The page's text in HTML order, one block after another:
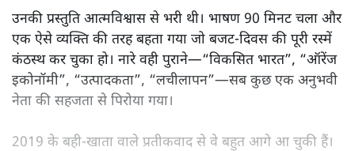
और ठहरे फैसलों के बीच बजट की आलोचनात्मक समीक्षा पढ़िए।
बजट पेश करने उठीं तो वे आसानी से रिकॉर्ड बुक में दर्ज हो गईं।